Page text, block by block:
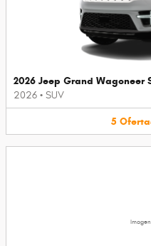
2026 Jeep Grand Wagoneer
2026 • SUV
5